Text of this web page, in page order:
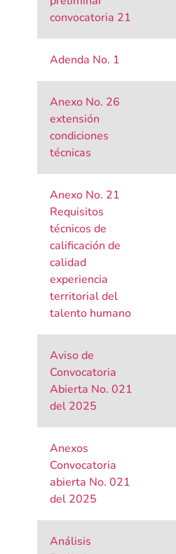
convocatoria 21
Adenda No. 1
Anexo No. 26
extensión
condiciones
técnicas
Anexo No. 21
Requisitos
técnicos de
calificación de
calidad
experiencia
territorial del
talento humano
Aviso de
Convocatoria
Abierta No. 021
del 2025
Anexos
Convocatoria
abierta No. 021
del 2025
Análisis